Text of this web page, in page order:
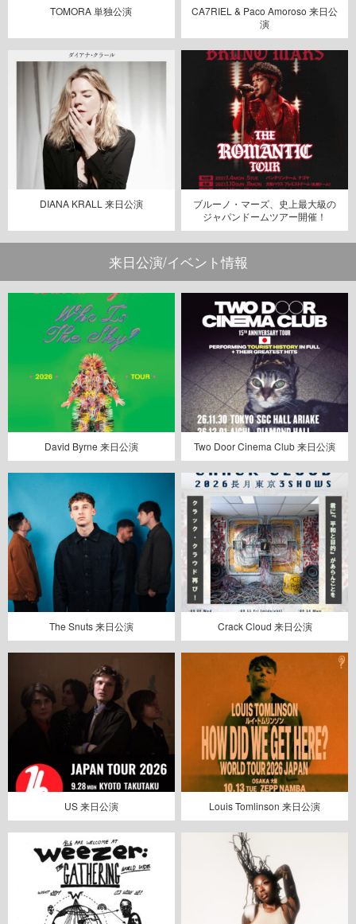
TOMORA 単独公演
CA7RIEL & Paco Amoroso 来日公
演
DIANA KRALL 来日公演
ブルーノ・マーズ、史上最大級の
ジャパンドームツアー開催！
来日公演/イベント情報
David Byrne 来日公演 Two Door Cinema Club 来日公演
The Snuts 来日公演 Crack Cloud 来日公演
US 来日公演 Louis Tomlinson 来日公演